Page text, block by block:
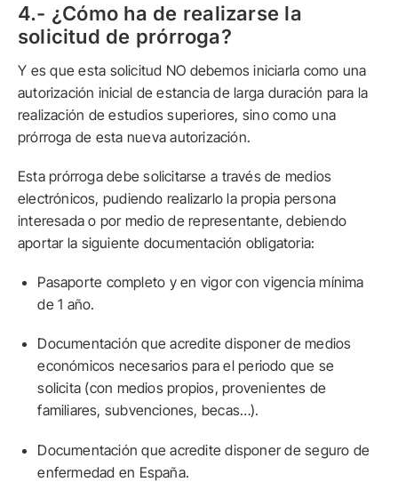
4.- ¿Cómo ha de realizarse la
solicitud de prórroga?
Y es que esta solicitud NO debemos iniciarla como una
autorización inicial de estancia de larga duración para la
realización de estudios superiores, sino como una
prórroga de esta nueva autorización.
Esta prórroga debe solicitarse a través de medios
electrónicos, pudiendo realizarlo la propia persona
interesada o por medio de representante, debiendo
aportar la siguiente documentación obligatoria:
Pasaporte completo y en vigor con vigencia mínima
de 1 año.
Documentación que acredite disponer de medios
económicos necesarios para el periodo que se
solicita (con medios propios, provenientes de
familiares, subvenciones, becas…).
Documentación que acredite disponer de seguro de
enfermedad en España.